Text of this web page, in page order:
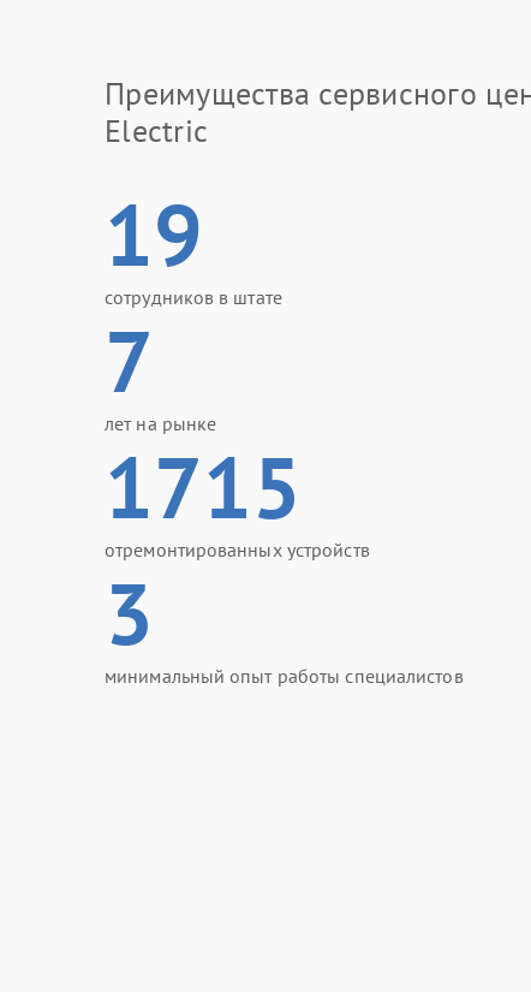
Преимущества сервисного
Electric
19
сотрудников в штате
7
лет на рынке
1715
отремонтированных устройств
3
минимальный опыт работы специалистов